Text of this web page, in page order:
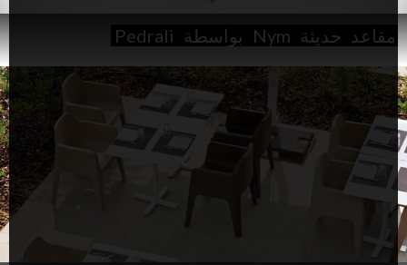
مقاعد حديثة Nym بواسطة Pedrali